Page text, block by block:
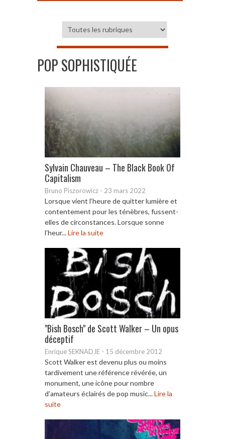
POP SOPHISTIQUÉE
Sylvain Chauveau – The Black Book Of
Capitalism
Bruno Piszorowicz - 23 mars 2022
Lorsque vient l’heure de quitter lumière et
contentement pour les ténèbres, fussent-
elles de circonstances. Lorsque sonne
l’heur...Lire la suite
"Bish Bosch" de Scott Walker – Un opus
déceptif
Enrique SEKNADJE - 15 décembre 2012
Scott Walker est devenu plus ou moins
tardivement une référence révérée, un
monument, une icône pour nombre
d’amateurs éclairés de pop music...Lire la
suite